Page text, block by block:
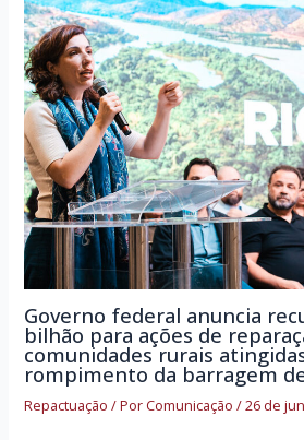
Governo federal anuncia
bilhão para ações de
comunidades rurais
rompimento da barragem
Repactuação / PorComunicação/26 de